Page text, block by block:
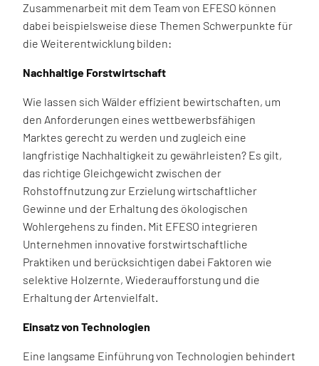
Zusammenarbeit mit dem Team von EFESO können
dabei beispielsweise diese Themen Schwerpunkte für
die Weiterentwicklung bilden:
Nachhaltige Forstwirtschaft
Wie lassen sich Wälder effizient bewirtschaften, um
den Anforderungen eines wettbewerbsfähigen
Marktes gerecht zu werden und zugleich eine
langfristige Nachhaltigkeit zu gewährleisten? Es gilt,
das richtige Gleichgewicht zwischen der
Rohstoffnutzung zur Erzielung wirtschaftlicher
Gewinne und der Erhaltung des ökologischen
Wohlergehens zu finden. Mit EFESO integrieren
Unternehmen innovative forstwirtschaftliche
Praktiken und berücksichtigen dabei Faktoren wie
selektive Holzernte, Wiederaufforstung und die
Erhaltung der Artenvielfalt.
Einsatz von Technologien
Eine langsame Einführung von Technologien behindert